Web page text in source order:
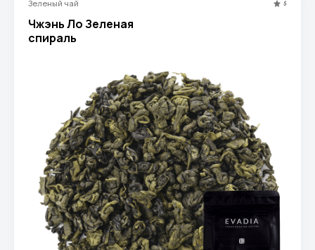
Зеленый чай 5
Чжэнь Ло Зеленая
спираль